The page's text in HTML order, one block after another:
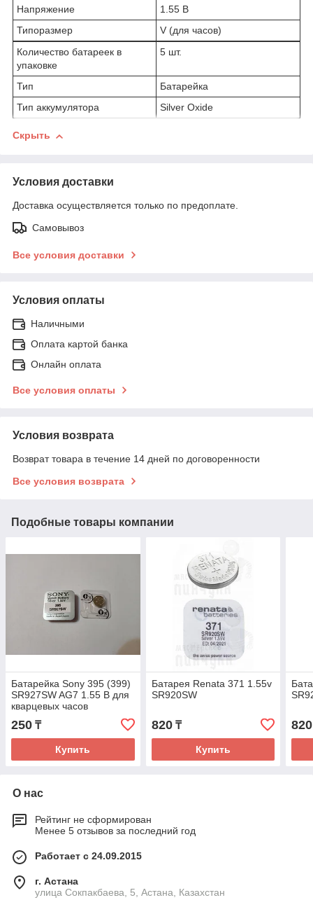
Напряжение
1.55 В
Типоразмер
V (для часов)
Количество батареек в
упаковке
5 шт.
Тип
Батарейка
Тип аккумулятора
Silver Oxide
Скрыть
Условия доставки
Доставка осуществляется только по предоплате.
Самовывоз
Все условия доставки
Условия оплаты
Наличными
Оплата картой банка
Онлайн оплата
Все условия оплаты
Условия возврата
Возврат товара в течение 14 дней по договоренности
Все условия возврата
Подобные товары компании
Батарейка Sony 395 (399)
SR927SW AG7 1.55 В для
кварцевых часов
250 ₸
Купить
Батарея Renata 371 1.55v
SR920SW
820₸
Купить
820
О нас
Рейтинг не сформирован
Менее 5 отзывов за последний год
Работает с 24.09.2015
г. Астана
улица Сокпакбаева, 5, Астана, Казахстан